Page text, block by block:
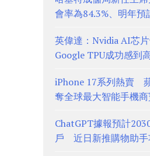
會率為84.3%、明年預
英偉達：Nvidia AI芯
Google TPU成功感到
iPhone 17系列熱賣
奪全球最大智能手機
ChatGPT據報預計
戶 近日新推購物助手